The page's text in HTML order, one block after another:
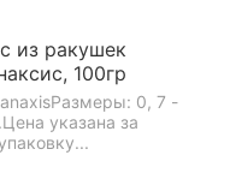
из ракушек
100гр
0, 7 -
указана за